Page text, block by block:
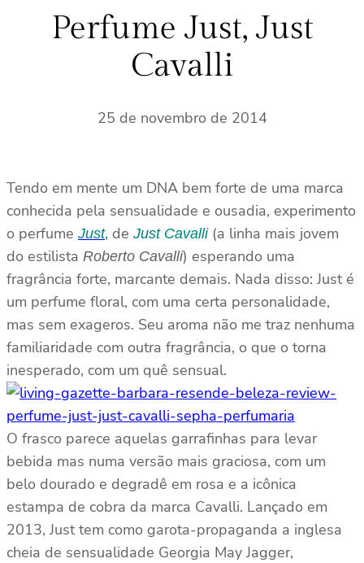
Perfume Just, Just
Cavalli
25 de novembro de 2014
Tendo em mente um DNA bem forte de uma marca
conhecida pela sensualidade e ousadia, experimento
o perfume Just, de Just Cavalli (a linha mais jovem
do estilista Roberto Cavalli) esperando uma
fragrância forte, marcante demais. Nada disso: Just é
um perfume floral, com uma certa personalidade,
mas sem exageros. Seu aroma não me traz nenhuma
familiaridade com outra fragrância, o que o torna
inesperado, com um quê sensual.
O frasco parece aquelas garrafinhas para levar
bebida mas numa versão mais graciosa, com um
belo dourado e degradê em rosa e a icônica
estampa de cobra da marca Cavalli. Lançado em
2013, Just tem como garota-propaganda a inglesa
cheia de sensualidade Georgia May Jagger,